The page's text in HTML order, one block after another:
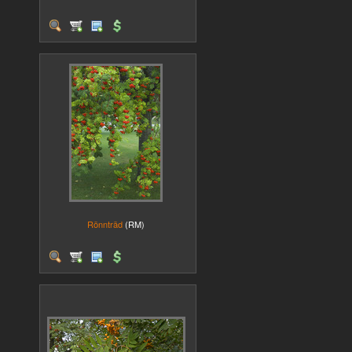
Rönnträd (RM)